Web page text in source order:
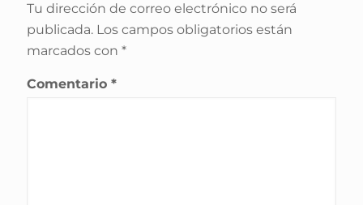
Tu dirección de correo electrónico no será
publicada. Los campos obligatorios están
marcados con *
Comentario *